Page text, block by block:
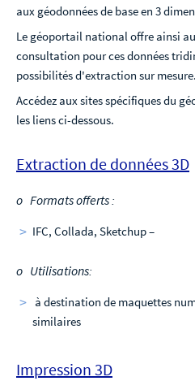
aux géodonnées de base en 3
Le géoportail national offre ainsi
consultation pour ces données
possibilités d'extraction sur mesure.
Accédez aux sites spécifiques du
les liens ci-dessous.
Extraction de données 3D
o Formats offerts :
IFC, Collada, Sketchup –
o Utilisations:
à destination de maquettes
similaires
Impression 3D